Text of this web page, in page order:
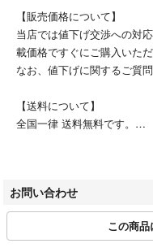
【販売価格について】
当店では値下げ交渉への対
載価格ですぐにご購入いただ
なお、値下げに関するご質
【送料について】
全国一律 送料無料です。
ます。
配送方法は、佐川急便また
す。（沖縄・離島・一部地
お問い合わせ
この商